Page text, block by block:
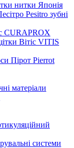
нитки Японія
Pesitro зубні
CURAPROX
Вітіс VITIS
Пірот Pierrot
матеріали
системи